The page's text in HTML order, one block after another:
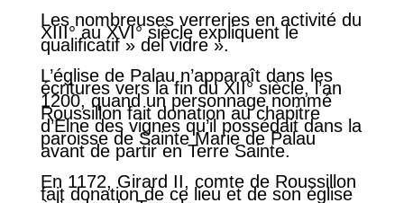
Les nombreuses verreries en activité du
XIII° au XVI° siècle expliquent le
qualificatif » del vidre ».
L’église de Palau n’apparaît dans les
écritures vers la fin du XII° siècle, l’an
1200, quand un personnage nommé
Roussillon fait donation au chapitre
d’Elne des vignes qu’il possédait dans la
paroisse de Sainte Marie de Palau
avant de partir en Terre Sainte.
En 1172, Girard II, comte de Roussillon
fait donation de ce lieu et de son église